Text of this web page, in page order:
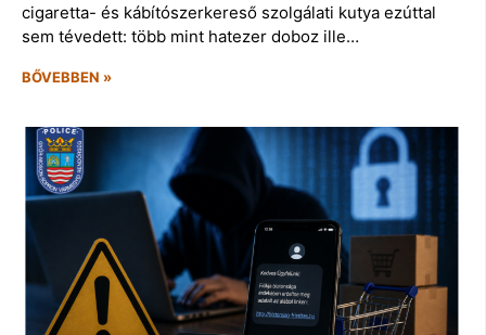
cigaretta- és kábítószerkereső szolgálati kutya ezúttal
sem tévedett: több mint hatezer doboz ille…
BŐVEBBEN »